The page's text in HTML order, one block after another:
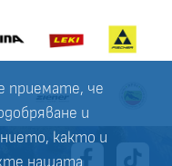
приемате, че
и
както и
нашата